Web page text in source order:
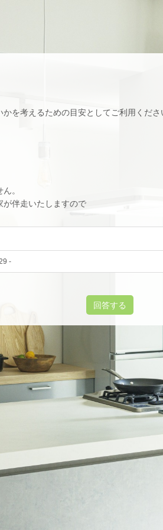
を考えるための目安としてご利用くださ
。
伴走いたしますので
-